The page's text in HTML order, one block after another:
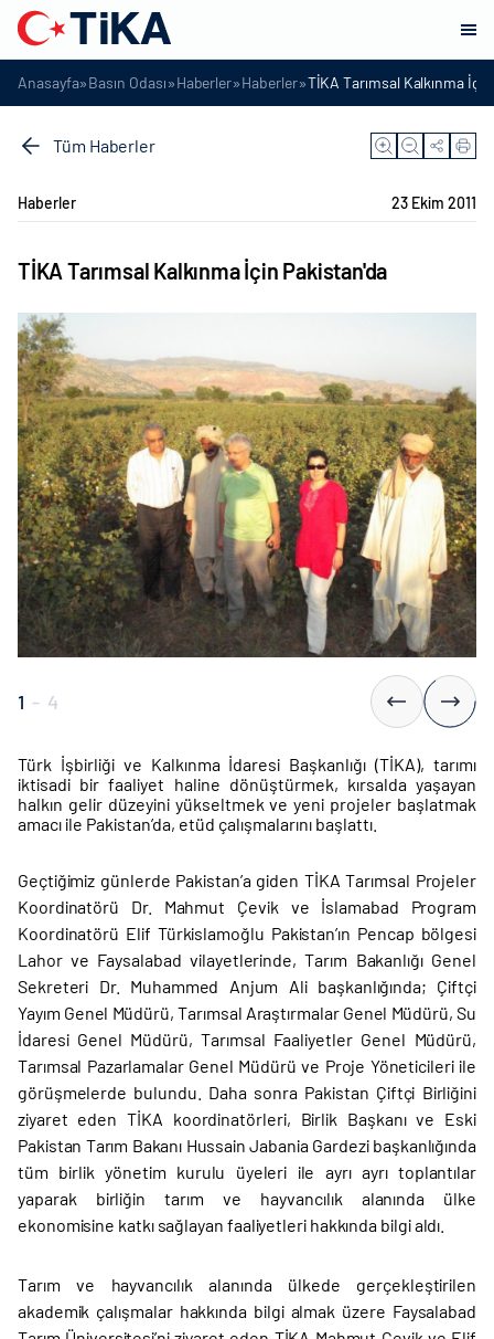
Anasayfa»Basın Odası»Haberler»Haberler»TİKA Tarımsal Kalkınma
Tüm Haberler
Haberler 23 Ekim 2011
TİKA Tarımsal Kalkınma İçin Pakistan'da
1 - 4
Türk İşbirliği ve Kalkınma İdaresi Başkanlığı (TİKA), tarımı
iktisadi bir faaliyet haline dönüştürmek, kırsalda yaşayan
halkın gelir düzeyini yükseltmek ve yeni projeler başlatmak
amacı ile Pakistan’da, etüd çalışmalarını başlattı.
Geçtiğimiz günlerde Pakistan’a giden TİKA Tarımsal Projeler
Koordinatörü Dr. Mahmut Çevik ve İslamabad Program
Koordinatörü Elif Türkislamoğlu Pakistan’ın Pencap bölgesi
Lahor ve Faysalabad vilayetlerinde, Tarım Bakanlığı Genel
Sekreteri Dr. Muhammed Anjum Ali başkanlığında; Çiftçi
Yayım Genel Müdürü, Tarımsal Araştırmalar Genel Müdürü, Su
İdaresi Genel Müdürü, Tarımsal Faaliyetler Genel Müdürü,
Tarımsal Pazarlamalar Genel Müdürü ve Proje Yöneticileri ile
görüşmelerde bulundu. Daha sonra Pakistan Çiftçi Birliğini
ziyaret eden TİKA koordinatörleri, Birlik Başkanı ve Eski
Pakistan Tarım Bakanı Hussain Jabania Gardezi başkanlığında
tüm birlik yönetim kurulu üyeleri ile ayrı ayrı toplantılar
yaparak birliğin tarım ve hayvancılık alanında ülke
ekonomisine katkı sağlayan faaliyetleri hakkında bilgi aldı.
Tarım ve hayvancılık alanında ülkede gerçekleştirilen
akademik çalışmalar hakkında bilgi almak üzere Faysalabad